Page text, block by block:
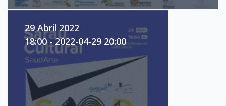
29 Abril 2022
18:00 - 2022-04-29 20:00